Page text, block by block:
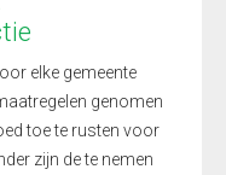
elke gemeente
genomen
toe te rusten voor
zijn de te nemen